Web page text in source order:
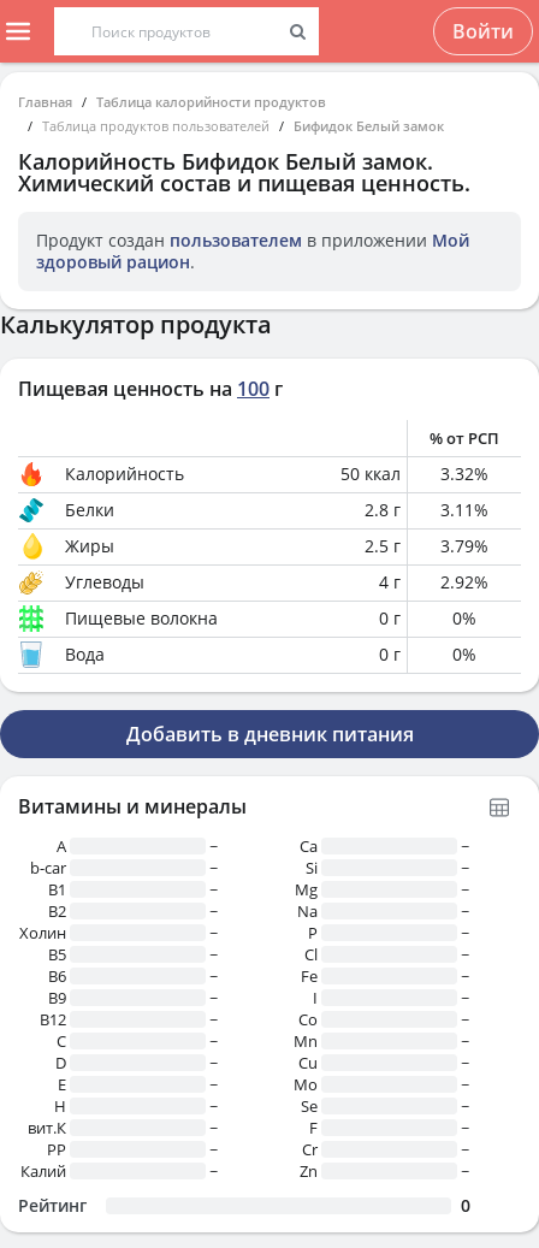
Войти
Главная
Таблица калорийности продуктов
Таблица продуктов пользователей
Бифидок Белый замок
Калорийность Бифидок Белый замок.
Химический состав и пищевая ценность.
Продукт создан пользователем в приложении Мой
здоровый рацион.
Калькулятор продукта
Пищевая ценность на 100 г
% от РСП
Калорийность 50 ккал 3.32%
Белки
2.8 г 3.11%
Жиры
2.5 г 3.79%
Углеводы
4 г 2.92%
Пищевые волокна
0 г 0%
Вода
0 г 0%
Добавить в дневник питания
Витамины и минералы
A
~
b-car
~
В1
~
B2
~
Холин
~
B5
~
B6
~
B9
~
B12
~
C
~
D
~
E
~
H
~
вит.К
~
PP
~
Калий
~
Ca
~
Si
~
Mg
~
Na
~
P
~
Cl
~
Fe
~
I
~
Co
~
Mn
~
Cu
~
Mo
~
Se
~
F
~
Cr
~
Zn
~
Рейтинг 0